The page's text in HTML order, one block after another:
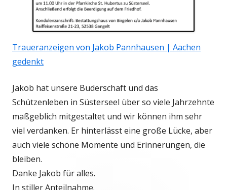
Traueranzeigen von Jakob Pannhausen | Aachen
gedenkt
Jakob hat unsere Buderschaft und das
Schützenleben in Süsterseel über so viele Jahrzehnte
maßgeblich mitgestaltet und wir können ihm sehr
viel verdanken. Er hinterlässt eine große Lücke, aber
auch viele schöne Momente und Erinnerungen, die
bleiben.
Danke Jakob für alles.
In stiller Anteilnahme.